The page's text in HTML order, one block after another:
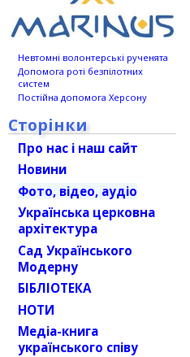
Невтомні волонтерські рученята
Допомога роті безпілотних
систем
Постійна допомога Херсону
Сторінки
Про нас і наш сайт
Новини
Фото, відео, аудіо
Українська церковна
архітектура
Сад Українського
Модерну
БІБЛІОТЕКА
НОТИ
Медіа-книга
українського співу